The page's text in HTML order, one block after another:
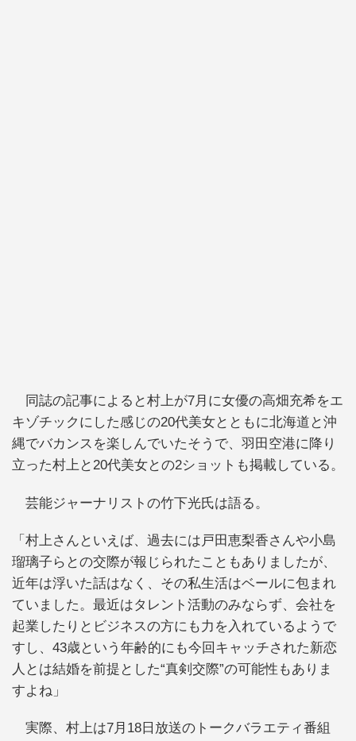
同誌の記事によると村上が7月に女優の高畑充希をエ
キゾチックにした感じの20代美女とともに北海道と沖
縄でバカンスを楽しんでいたそうで、羽田空港に降り
立った村上と20代美女との2ショットも掲載している。
芸能ジャーナリストの竹下光氏は語る。
「村上さんといえば、過去には戸田恵梨香さんや小島
瑠璃子らとの交際が報じられたこともありましたが、
近年は浮いた話はなく、その私生活はベールに包まれ
ていました。最近はタレント活動のみならず、会社を
起業したりとビジネスの方にも力を入れているようで
すし、43歳という年齢的にも今回キャッチされた新恋
人とは結婚を前提とした“真剣交際”の可能性もありま
すよね」
実際、村上は7月18日放送のトークバラエティ番組